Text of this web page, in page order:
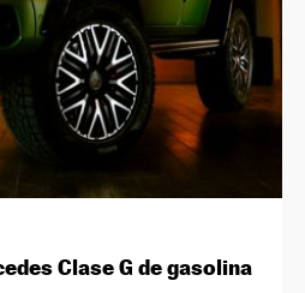
Clase G de gasolina